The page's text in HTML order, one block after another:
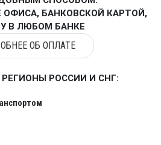
БАНКОВСКОЙ КАРТОЙ,
В ЛЮБОМ БАНКЕ
ОБ ОПЛАТЕ
РОССИИ И СНГ: